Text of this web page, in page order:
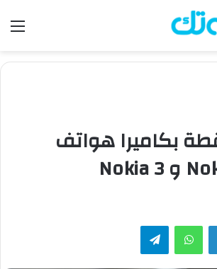
بكاميرا هواتف
لينكدإن واتساب